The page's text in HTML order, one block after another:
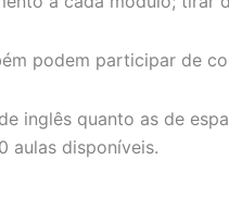
podem participar de
inglês quanto as de
aulas disponíveis.